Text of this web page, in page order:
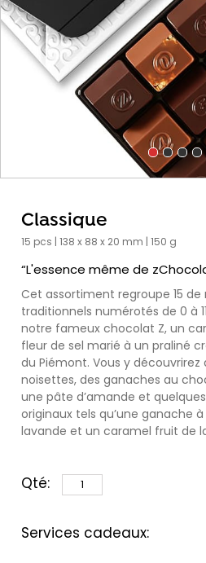
Classique
15 pcs | 138 x 88 x 20 mm | 150 g
“L'essence même de
Cet assortiment regroupe 15
traditionnels numérotés de 0 à
notre fameux chocolat Z, un
fleur de sel marié à un praliné
du Piémont. Vous y découvrirez
noisettes, des ganaches au
une pâte d’amande et
originaux tels qu’une ganache
lavande et un caramel fruit de
couverture lait 40% Côte
couverture blanche. Sachez
choix (❶) en sélectionnant
Qté:
Services cadeaux: